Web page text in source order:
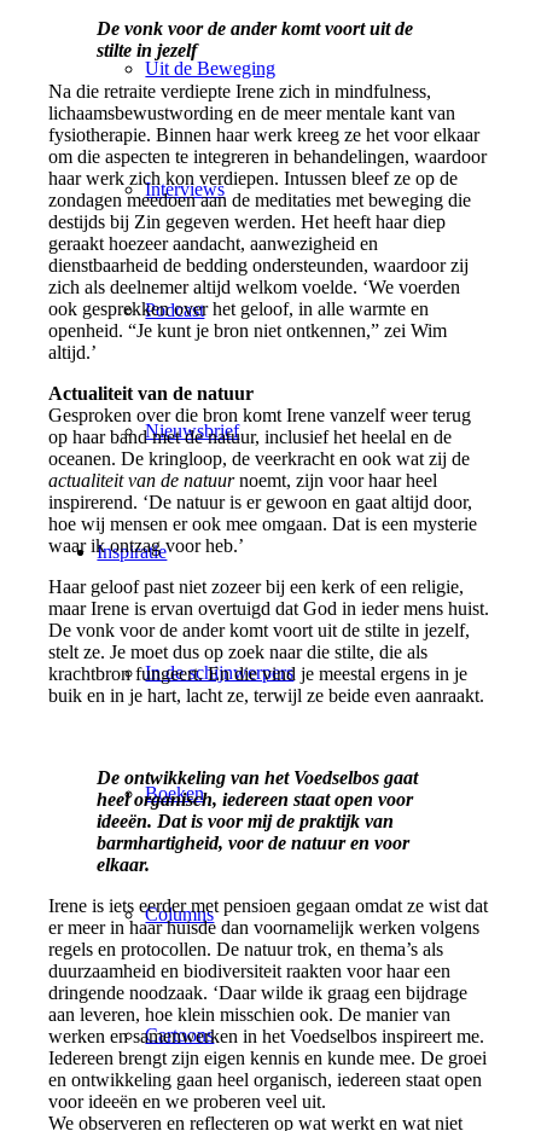
Uit de Beweging
Interviews
Podcast
Nieuwsbrief
Inspiratie
In de schijnwerpers
Boeken
Columns
Cartoons
De vonk voor de ander komt voort uit de
stilte in jezelf
Na die retraite verdiepte Irene zich in mindfulness,
lichaamsbewustwording en de meer mentale kant van
fysiotherapie. Binnen haar werk kreeg ze het voor elkaar
om die aspecten te integreren in behandelingen, waardoor
haar werk zich kon verdiepen. Intussen bleef ze op de
zondagen meedoen aan de meditaties met beweging die
destijds bij Zin gegeven werden. Het heeft haar diep
geraakt hoezeer aandacht, aanwezigheid en
dienstbaarheid de bedding ondersteunden, waardoor zij
zich als deelnemer altijd welkom voelde. ‘We voerden
ook gesprekken over het geloof, in alle warmte en
openheid. “Je kunt je bron niet ontkennen,” zei Wim
altijd.’
Actualiteit van de natuur
Gesproken over die bron komt Irene vanzelf weer terug
op haar band met de natuur, inclusief het heelal en de
oceanen. De kringloop, de veerkracht en ook wat zij de
actualiteit van de natuurnoemt, zijn voor haar heel
inspirerend. ‘De natuur is er gewoon en gaat altijd door,
hoe wij mensen er ook mee omgaan. Dat is een mysterie
waar ik ontzag voor heb.’
Haar geloof past niet zozeer bij een kerk of een religie,
maar Irene is ervan overtuigd dat God in ieder mens huist.
De vonk voor de ander komt voort uit de stilte in jezelf,
stelt ze. Je moet dus op zoek naar die stilte, die als
krachtbron fungeert. En die vind je meestal ergens in je
buik en in je hart, lacht ze, terwijl ze beide even aanraakt.
De ontwikkeling van het Voedselbos gaat
heel organisch, iedereen staat open voor
ideeën. Dat is voor mij de praktijk van
barmhartigheid, voor de natuur en voor
elkaar.
Irene is iets eerder met pensioen gegaan omdat ze wist dat
er meer in haar huisde dan voornamelijk werken volgens
regels en protocollen. De natuur trok, en thema’s als
duurzaamheid en biodiversiteit raakten voor haar een
dringende noodzaak. ‘Daar wilde ik graag een bijdrage
aan leveren, hoe klein misschien ook. De manier van
werken en samenwerken in het Voedselbos inspireert me.
Iedereen brengt zijn eigen kennis en kunde mee. De groei
en ontwikkeling gaan heel organisch, iedereen staat open
voor ideeën en we proberen veel uit.
We observeren en reflecteren op wat werkt en wat niet